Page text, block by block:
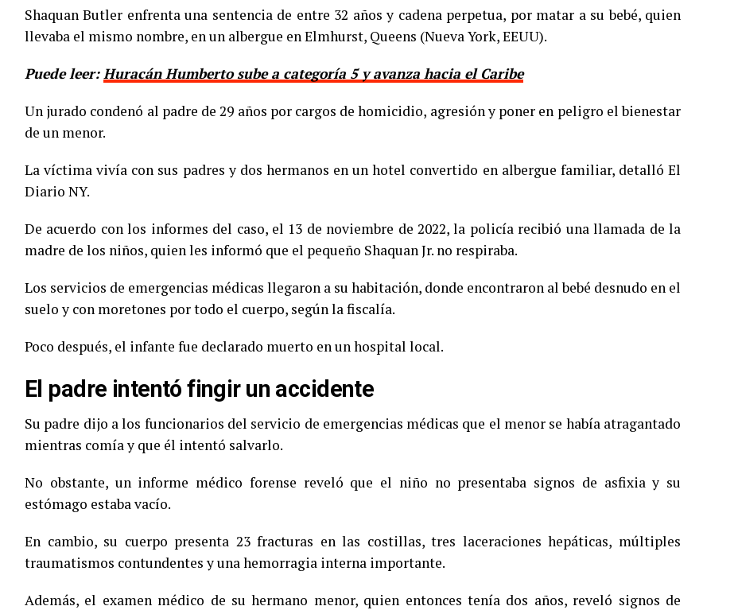
Shaquan Butler enfrenta una sentencia de entre 32 años y cadena perpetua, por matar a su bebé, quien
llevaba el mismo nombre, en un albergue en Elmhurst, Queens (Nueva York, EEUU).
Puede leer:Huracán Humberto sube a categoría 5 y avanza hacia el Caribe
Un jurado condenó al padre de 29 años por cargos de homicidio, agresión y poner en peligro el bienestar
de un menor.
La víctima vivía con sus padres y dos hermanos en un hotel convertido en albergue familiar, detalló El
Diario NY.
De acuerdo con los informes del caso, el 13 de noviembre de 2022, la policía recibió una llamada de la
madre de los niños, quien les informó que el pequeño Shaquan Jr. no respiraba.
Los servicios de emergencias médicas llegaron a su habitación, donde encontraron al bebé desnudo en el
suelo y con moretones por todo el cuerpo, según la fiscalía.
Poco después, el infante fue declarado muerto en un hospital local.
El padre intentó fingir un accidente
Su padre dijo a los funcionarios del servicio de emergencias médicas que el menor se había atragantado
mientras comía y que él intentó salvarlo.
No obstante, un informe médico forense reveló que el niño no presentaba signos de asfixia y su
estómago estaba vacío.
En cambio, su cuerpo presenta 23 fracturas en las costillas, tres laceraciones hepáticas, múltiples
traumatismos contundentes y una hemorragia interna importante.
Además, el examen médico de su hermano menor, quien entonces tenía dos años, reveló signos de